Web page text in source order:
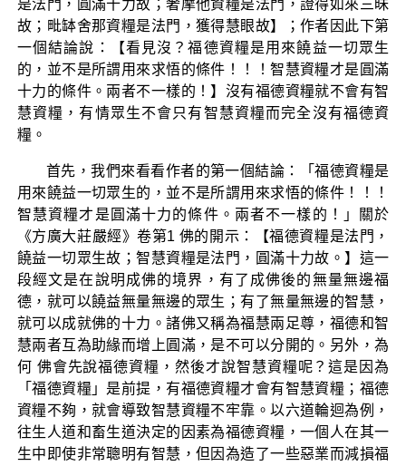
是法門，圓滿十力故；奢摩他資糧是法門，證得如來三昧
故；毗缽舍那資糧是法門，獲得慧眼故】；作者因此下第
一個結論說：【看見沒？福德資糧是用來饒益一切眾生
的，並不是所謂用來求悟的條件！！！智慧資糧才是圓滿
十力的條件。兩者不一樣的！】沒有福德資糧就不會有智
慧資糧，有情眾生不會只有智慧資糧而完全沒有福德資
糧。
首先，我們來看看作者的第一個結論：「福德資糧是
用來饒益一切眾生的，並不是所謂用來求悟的條件！！！
智慧資糧才是圓滿十力的條件。兩者不一樣的！」關於
《方廣大莊嚴經》卷第1 佛的開示：【福德資糧是法門，
饒益一切眾生故；智慧資糧是法門，圓滿十力故。】這一
段經文是在說明成佛的境界，有了成佛後的無量無邊福
德，就可以饒益無量無邊的眾生；有了無量無邊的智慧，
就可以成就佛的十力。諸佛又稱為福慧兩足尊，福德和智
慧兩者互為助緣而增上圓滿，是不可以分開的。另外，為
何 佛會先說福德資糧，然後才說智慧資糧呢？這是因為
「福德資糧」是前提，有福德資糧才會有智慧資糧；福德
資糧不夠，就會導致智慧資糧不牢靠。以六道輪迴為例，
往生人道和畜生道決定的因素為福德資糧，一個人在其一
生中即使非常聰明有智慧，但因為造了一些惡業而減損福